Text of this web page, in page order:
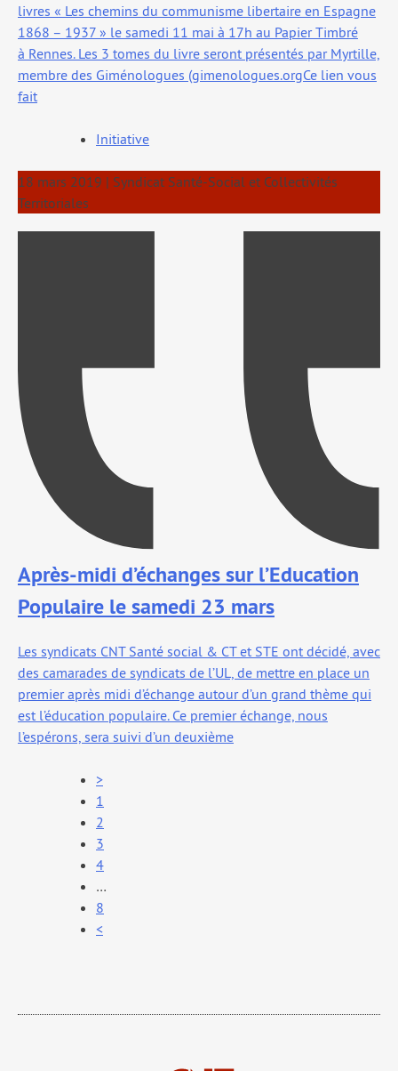
livres « Les che­mins du com­mu­nisme liber­taire en Espagne
1868 – 1937 » le same­di 11 mai à 17h au Papier Timbré
à Rennes. Les 3 tomes du livre seront pré­sen­tés par Myrtille,
membre des Giménologues (gimenologues.orgCe lien vous
fait
Initiative
18 mars 2019 | Syndicat Santé-Social et Collectivités
Territoriales
Après-midi d’échanges sur l’Education
Populaire le samedi 23 mars
Les syn­di­cats CNT Santé social & CT et STE ont déci­dé, avec
des cama­rades de syn­di­cats de l’UL, de mettre en place un
pre­mier après midi d’échange autour d’un grand thème qui
est l’éducation popu­laire. Ce pre­mier échange, nous
l’espérons, sera sui­vi d’un deuxième
>
1
2
3
4
…
8
<